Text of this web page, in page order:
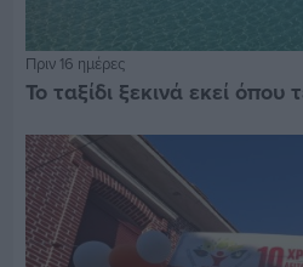
Πριν 16 ημέρες
Το ταξίδι ξεκινά εκεί όπου